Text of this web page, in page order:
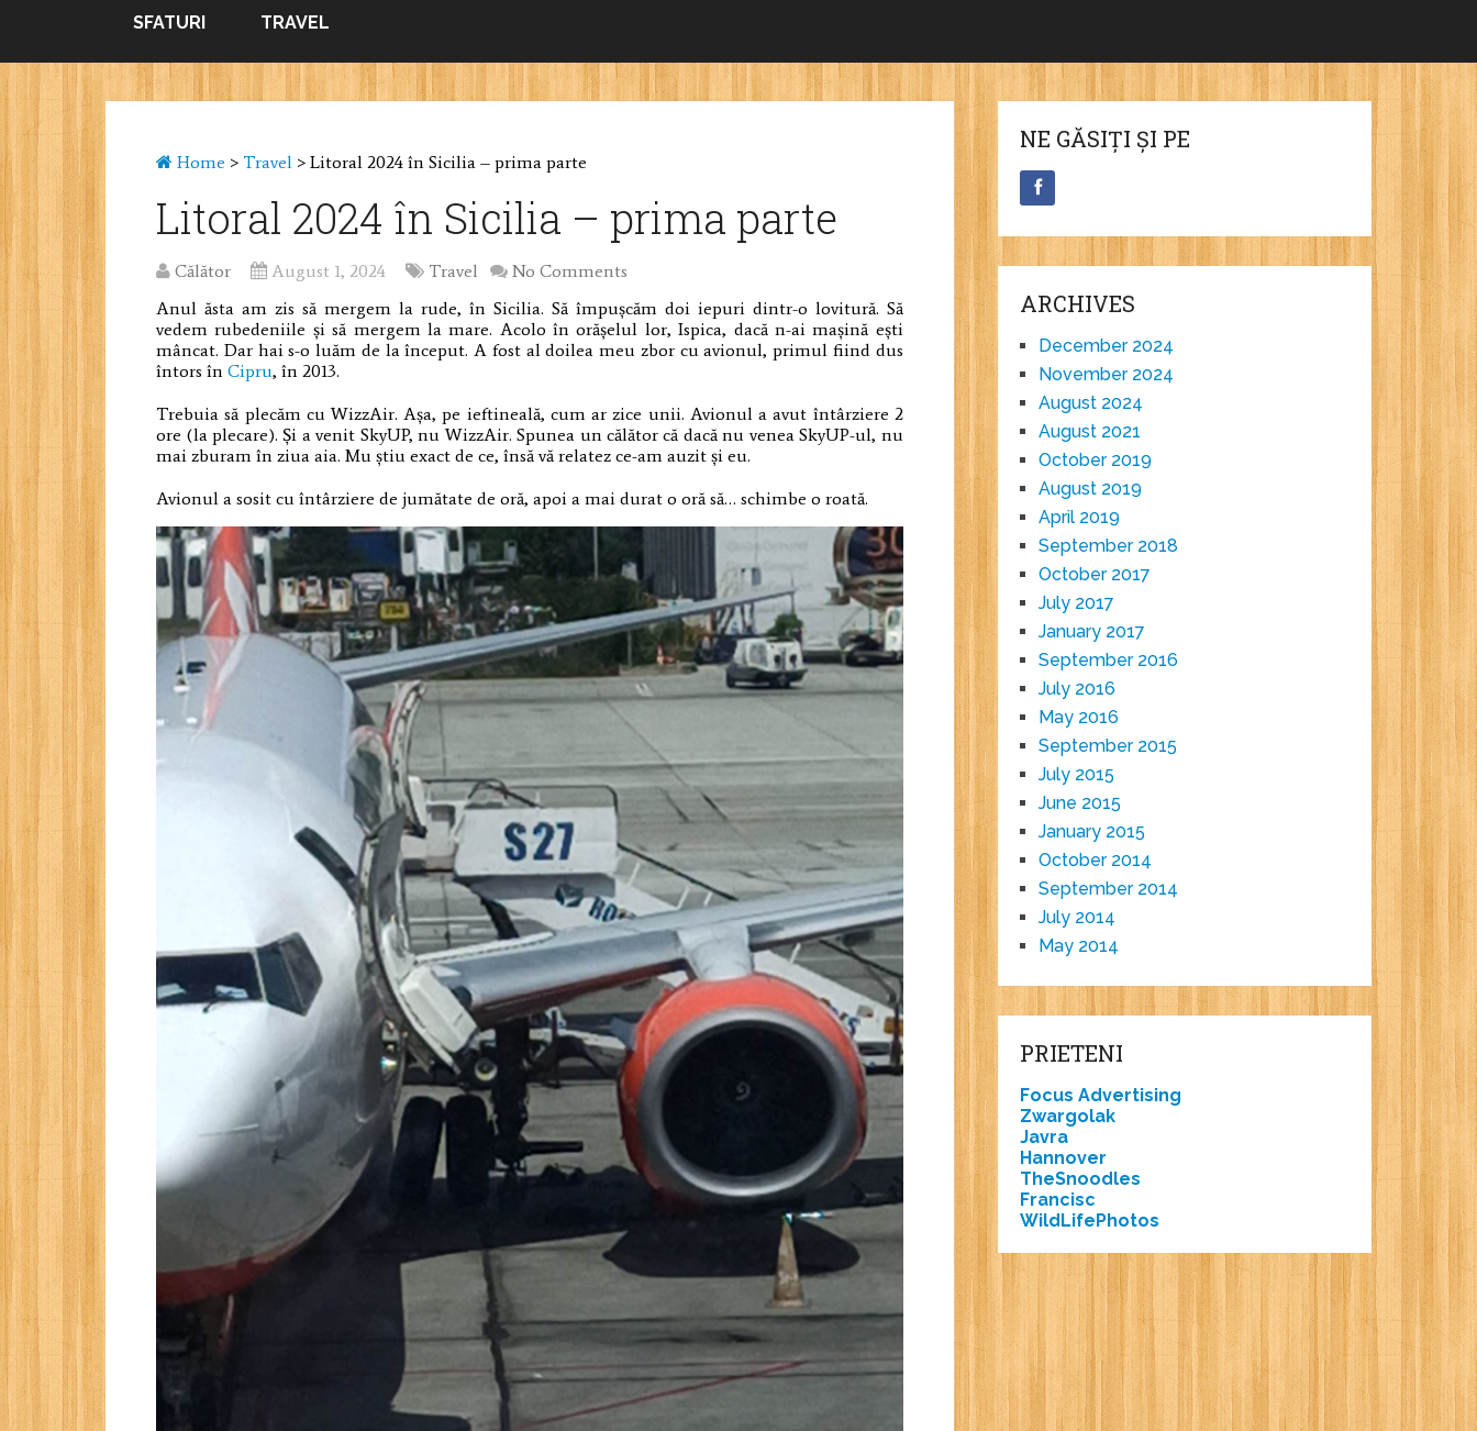
SFATURI TRAVEL
Home > Travel >Litoral 2024 în Sicilia – prima parte
Litoral 2024 în Sicilia – prima parte
Călător August 1, 2024 Travel
No Comments
Anul ăsta am zis să mergem la rude, în Sicilia. Să împușcăm doi iepuri dintr-o lovitură. Să
vedem rubedeniile și să mergem la mare. Acolo în orășelul lor, Ispica, dacă n-ai mașină ești
mâncat. Dar hai s-o luăm de la început. A fost al doilea meu zbor cu avionul, primul fiind dus
întors înCipru, în 2013.
Trebuia să plecăm cu WizzAir. Așa, pe ieftineală, cum ar zice unii. Avionul a avut întârziere 2
ore (la plecare). Și a venit SkyUP, nu WizzAir. Spunea un călător că dacă nu venea SkyUP-ul, nu
mai zburam în ziua aia. Mu știu exact de ce, însă vă relatez ce-am auzit și eu.
Avionul a sosit cu întârziere de jumătate de oră, apoi a mai durat o oră să… schimbe o roată.
NE GĂSIȚI ȘI PE
ARCHIVES
December 2024
November 2024
August 2024
August 2021
October 2019
August 2019
April 2019
September 2018
October 2017
July 2017
January 2017
September 2016
July 2016
May 2016
September 2015
July 2015
June 2015
January 2015
October 2014
September 2014
July 2014
May 2014
PRIETENI
Focus Advertising
Zwargolak
Javra
Hannover
TheSnoodles
Francisc
WildLifePhotos